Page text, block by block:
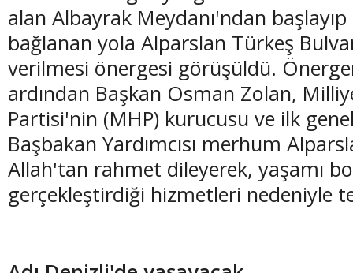
alan Albayrak Meydanı'ndan başlayıp
bağlanan yola Alparslan Türkeş
verilmesi önergesi görüşüldü.
ardından Başkan Osman Zolan,
Partisi'nin (MHP) kurucusu ve ilk
Başbakan Yardımcısı merhum
Allah'tan rahmet dileyerek, yaşamı
gerçekleştirdiği hizmetleri nedeniyle
(20 Şubat - 20 Mart)
Balık Burcunun 07.08.2026 Günlük Yorumu
(21 Mart - 20
Koç